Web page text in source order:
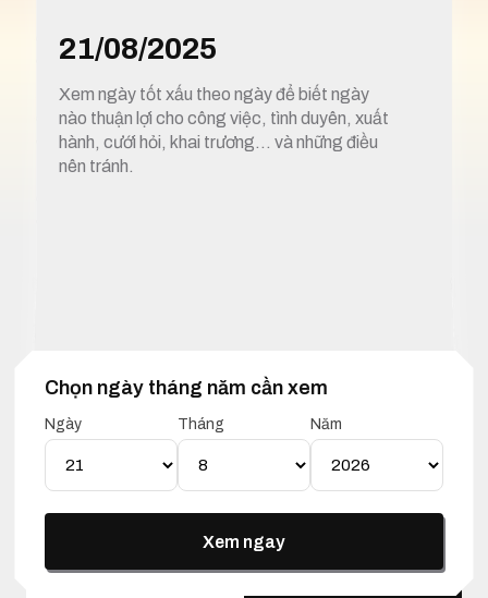
21/08/2025
Xem ngày tốt xấu theo ngày để biết ngày
nào thuận lợi cho công việc, tình duyên, xuất
hành, cưới hỏi, khai trương… và những điều
nên tránh.
Chọn ngày tháng năm cần xem
Ngày Tháng Năm
Xem ngay
1. Xem ngày tốt xấu 21 tháng 8 năm 2025
Lịch Vạn Niên 21 Tháng 08
Năm 2025
Lịch dương Lịch âm